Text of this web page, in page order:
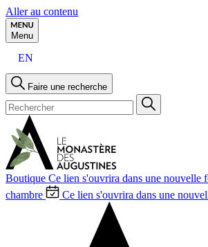
Aller au contenu
Menu
EN
Faire une recherche
Boutique Ce lien s'ouvrira dans une nouvelle
chambre
Ce lien s'ouvrira dans une